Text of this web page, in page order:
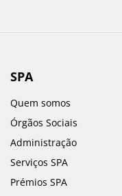
SPA
Quem somos
Órgãos Sociais
Administração
Serviços SPA
Prémios SPA